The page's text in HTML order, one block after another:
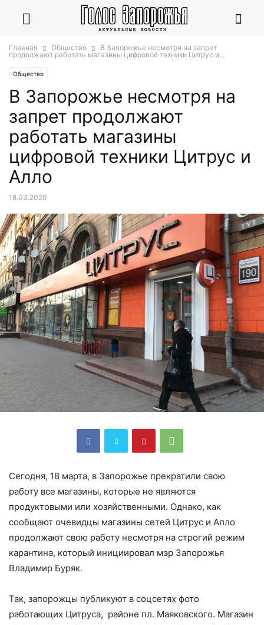
Главная Общество
В Запорожье несмотря на запрет
продолжают работать магазины цифровой техники Цитрус и...
Общество
В Запорожье несмотря на
запрет продолжают
работать магазины
цифровой техники Цитрус и
Алло
18.03.2020
Сегодня, 18 марта, в Запорожье прекратили свою
работу все магазины, которые не являются
продуктовыми или хозяйственными. Однако, как
сообщают очевидцы магазины сетей Цитрус и Алло
продолжают свою работу несмотря на строгий режим
карантина, который инициировал мэр Запорожья
Владимир Буряк.
Так, запорожцы публикуют в соцсетях фото
работающих Цитруса, районе пл. Маяковского. Магазин